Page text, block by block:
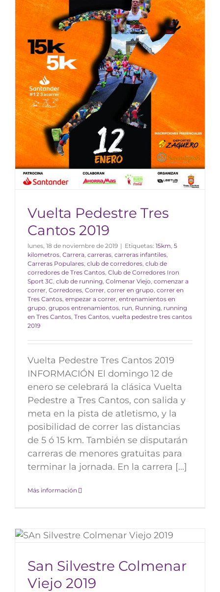
Vuelta Pedestre Tres
Cantos 2019
lunes, 18 de noviembre de 2019 | Etiquetas: 15km, 5
kilometros, Carrera, carreras, carreras infantiles,
Carreras Populares, club de corredores, club de
corredores de Tres Cantos, Club de Corredores Iron
Sport 3C, club de running, Colmenar Viejo, comenzar a
correr, Corredores, Correr, correr en grupo, correr en
Tres Cantos, empezar a correr, entrenamientos en
grupo, grupos entrenamientos, run, Running, running
en Tres Cantos, Tres Cantos, vuelta pedestre tres cantos
2019
Vuelta Pedestre Tres Cantos 2019
INFORMACIÓN El domingo 12 de
enero se celebrará la clásica Vuelta
Pedestre a Tres Cantos, con salida y
meta en la pista de atletismo, y la
posibilidad de correr las distancias
de 5 ó 15 km. También se disputarán
carreras de menores gratuitas para
terminar la jornada. En la carrera [...]
Más información
San Silvestre Colmenar
Viejo 2019